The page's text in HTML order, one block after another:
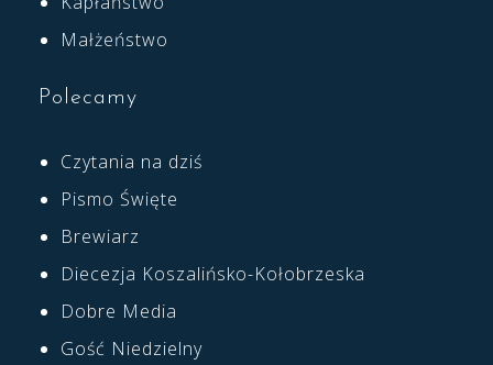
Małżeństwo
Polecamy
Czytania na dziś
Pismo Święte
Brewiarz
Diecezja Koszalińsko-Kołobrzeska
Dobre Media
Gość Niedzielny